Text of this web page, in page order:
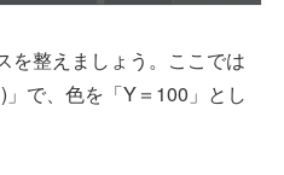
を整えましょう。ここでは
」で、色を「Y＝100」とし